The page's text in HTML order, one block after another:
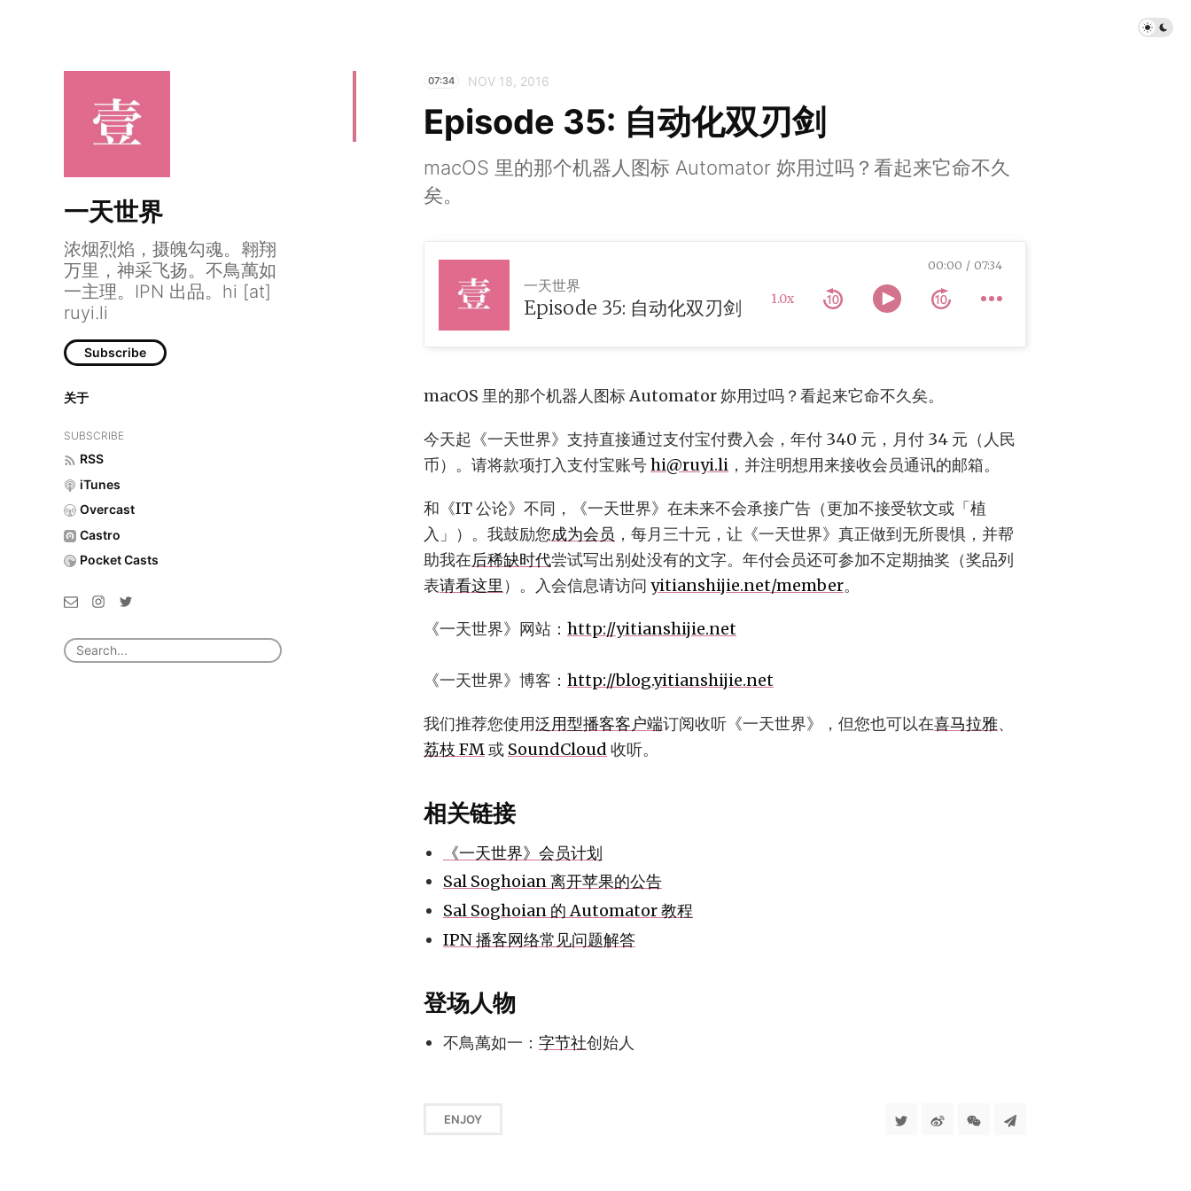
一天世界
浓烟烈焰，摄魄勾魂。翱翔
万里，神采飞扬。不鳥萬如
一主理。IPN 出品。hi [at]
ruyi.li
Subscribe
关于
SUBSCRIBE
RSS
iTunes
Overcast
Castro
Pocket Casts
07:34 NOV 18, 2016
Episode 35: 自动化双刃剑
macOS 里的那个机器人图标 Automator 妳用过吗？看起来它命不久
矣。
一天世界
Episode 35: 自动化双刃剑 1.0x
00:00 07:34
macOS 里的那个机器人图标 Automator 妳用过吗？看起来它命不久矣。
今天起《一天世界》支持直接通过支付宝付费入会，年付 340 元，月付 34 元（人民
币）。请将款项打入支付宝账号hi@ruyi.li ，并注明想用来接收会员通讯的邮箱。
和《IT 公论》不同，《一天世界》在未来不会承接广告（更加不接受软文或「植
入」）。我鼓励您成为会员 ，每月三十元，让《一天世界》真正做到无所畏惧，并帮
助我在后稀缺时代尝试写出别处没有的文字。年付会员还可参加不定期抽奖（奖品列
表请看这里 ）。入会信息请访问 yitianshijie.net/member。
《一天世界》网站： http://yitianshijie.net
《一天世界》博客： http://blog.yitianshijie.net
我们推荐您使用泛用型播客客户端订阅收听《一天世界》，但您也可以在喜马拉雅、
荔枝 FM或 SoundCloud 收听。
相关链接
《一天世界》会员计划
Sal Soghoian 离开苹果的公告
Sal Soghoian 的 Automator 教程
IPN 播客网络常见问题解答
登场人物
不鳥萬如一： 字节社创始人
ENJOY